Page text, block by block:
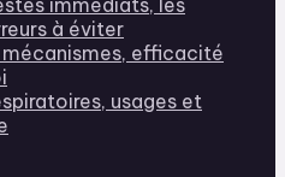
à éviter
efficacité
usages et